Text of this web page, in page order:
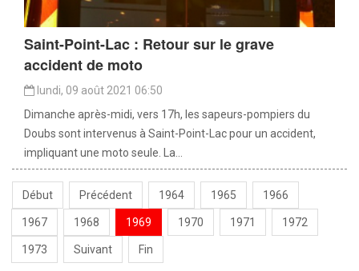
Saint-Point-Lac : Retour sur le grave
accident de moto
lundi, 09 août 2021 06:50
Dimanche après-midi, vers 17h, les sapeurs-pompiers du
Doubs sont intervenus à Saint-Point-Lac pour un accident,
impliquant une moto seule. La...
Début Précédent 1964 1965 1966
1967 1968 1969 1970 1971 1972
1973 Suivant Fin